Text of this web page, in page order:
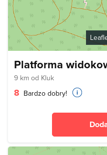
Platforma
9 km od Kluk
8 Bardzo dobry!